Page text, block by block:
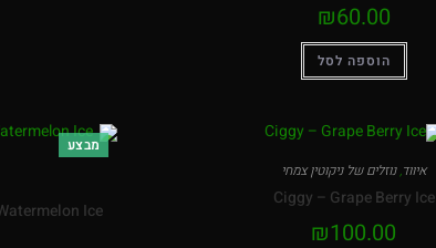
₪60.00
הוספה לסל
מבצע
איווד,נוזלים של ניקוטין צמחי
Ciggy – Grape Berry Ice
₪100.00